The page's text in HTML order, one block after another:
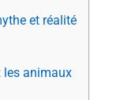
et réalité
les animaux